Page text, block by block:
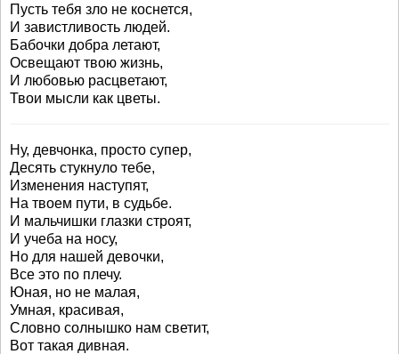
Пусть тебя зло не коснется,
И завистливость людей.
Бабочки добра летают,
Освещают твою жизнь,
И любовью расцветают,
Твои мысли как цветы.
Ну, девчонка, просто супер,
Десять стукнуло тебе,
Изменения наступят,
На твоем пути, в судьбе.
И мальчишки глазки строят,
И учеба на носу,
Но для нашей девочки,
Все это по плечу.
Юная, но не малая,
Умная, красивая,
Словно солнышко нам светит,
Вот такая дивная.